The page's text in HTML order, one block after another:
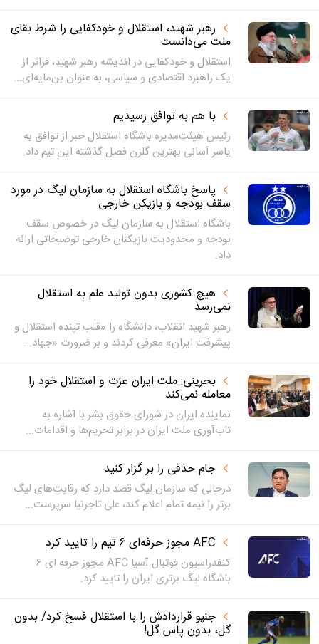
رهبر شهید، استقلال و خودکفایی را شرط بقای
ملت می‌دانست
استقلال و خودکفایی در اندیشه رهبر شهید، فراتر از
یک راهبرد اقتصادی و سیاسی، به عنوان بن‌مایه‌ای...
با هم به توافق رسیدیم
رئیس هیئت‌مدیره باشگاه استقلال خبر از توافق به
یاسر آسانی بهترین گلزن فصل گذشته این تیم داد.
پاسخ باشگاه استقلال به سازمان لیگ در مورد
سقف بودجه و بازیکن خارجی
باشگاه استقلال به سازمان لیگ در خصوص سقف
بودجه و محدودیت بازیکنان خارجی توضیحاتی ارائه
داد.
هیچ کشوری بدون تولید علم به استقلال
نمی‌رسد
رهبر شهید انقلاب، دانشگاه را «قلب تپنده استقلال و
پیشرفت ایران» معرفی کردند و بر ضرورت «جهاد...
بحرینی: ملت ایران عزت و استقلال خود را
معامله نمی‌کند
نماینده ایران در شورای حقوق بشر با اشاره به
تاب‌آوری ملت ایران در برابر تحریم‌ها و اقدامات...
جام حذفی را بر گزار کنید
درحالی که سازمان لیگ قصد دارد که رقابت‌های لیگ
برتر را نیمه تمام اعلام کند، علی تاجرنیا سرپرست...
AFC مجوز حرفه‌ای ۶ تیم را تایید کرد
کنفدراسیون فوتبال آسیا AFC مجوز حرفه ای ۶
باشگاه لیگ برتری ایران را تایید کرد.
جنپو قراردادش را با استقلال فسخ کرد/ بدون
گل، بدون پاس گل!